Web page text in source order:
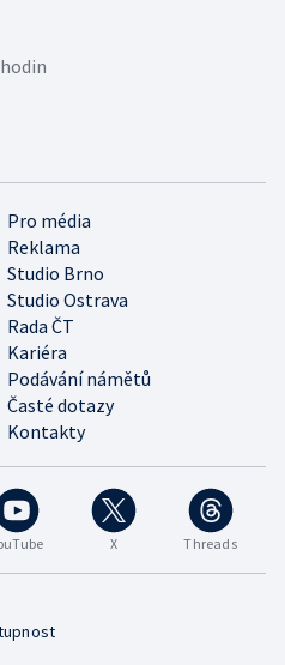
X Threads
Pro média
Reklama
Studio Brno
Studio Ostrava
Rada ČT
Kariéra
Podávání námětů
Časté dotazy
Kontakty